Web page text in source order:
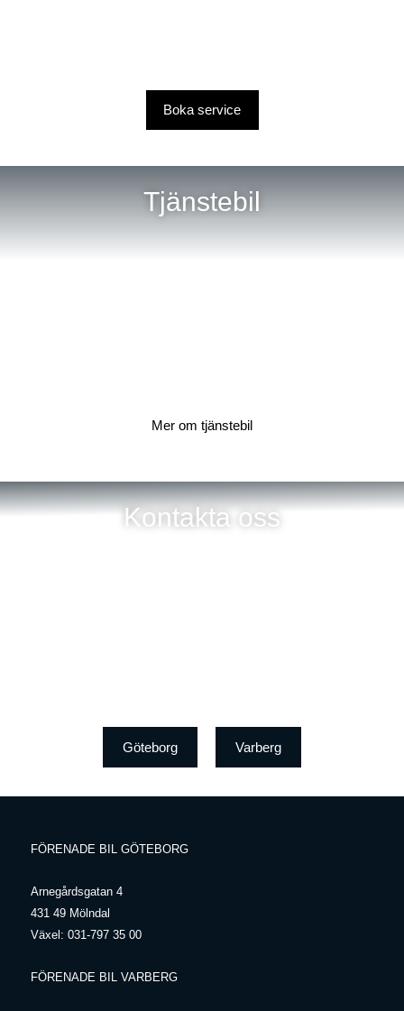
Boka service
Tjänstebil
Mer om tjänstebil
Kontakta oss
Göteborg Varberg
FÖRENADE BIL GÖTEBORG
Arnegårdsgatan 4
431 49 Mölndal
Växel: 031-797 35 00
FÖRENADE BIL VARBERG